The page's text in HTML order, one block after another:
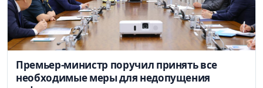
Премьер-министр поручил принять все
необходимые меры для недопущения